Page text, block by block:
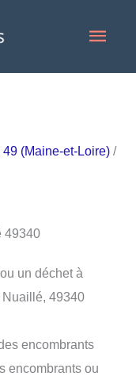
(Maine-et-Loire) /
49340
un déchet à
Nuaillé, 49340
encombrants
encombrants ou